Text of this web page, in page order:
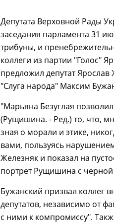
Депутата Верховной Рады
заседания парламента 31
трибуны, и
коллеги из партии "Голос"
предложил депутат Ярослав
"Слуга народа" Максим
"Марьяна Безуглая
(Рущишина. - Ред.) то, что,
зная о морали и этике,
вами, пользуясь
Железняк и показал на
портрет Рущишина с черной
Бужанский призвал коллег
депутатов, независимо от
с ними к компромиссу".